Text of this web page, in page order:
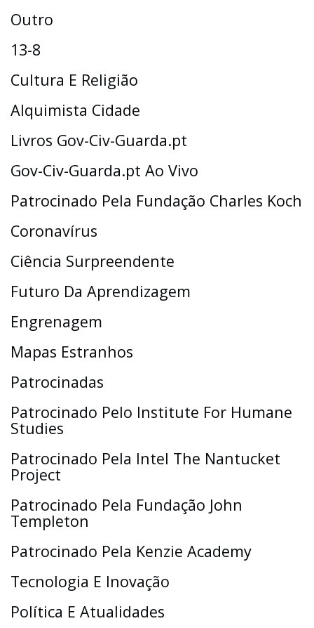
Outro
13-8
Cultura E Religião
Alquimista Cidade
Livros Gov-Civ-Guarda.pt
Gov-Civ-Guarda.pt Ao Vivo
Patrocinado Pela Fundação Charles Koch
Coronavírus
Ciência Surpreendente
Futuro Da Aprendizagem
Engrenagem
Mapas Estranhos
Patrocinadas
Patrocinado Pelo Institute For Humane
Studies
Patrocinado Pela Intel The Nantucket
Project
Patrocinado Pela Fundação John
Templeton
Patrocinado Pela Kenzie Academy
Tecnologia E Inovação
Política E Atualidades